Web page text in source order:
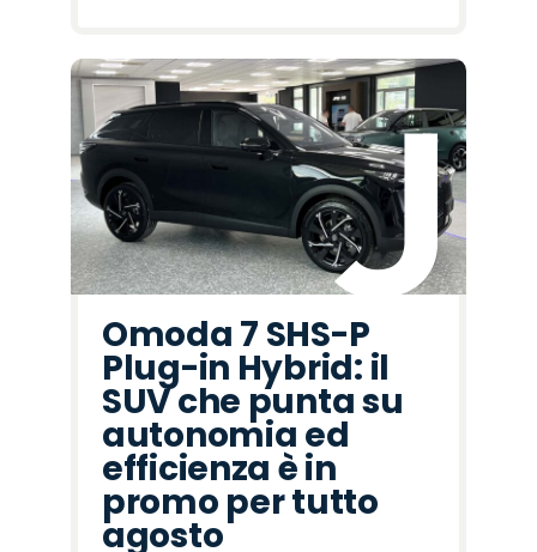
Omoda 7 SHS-P
Plug-in Hybrid: il
SUV che punta su
autonomia ed
efficienza è in
promo per tutto
agosto